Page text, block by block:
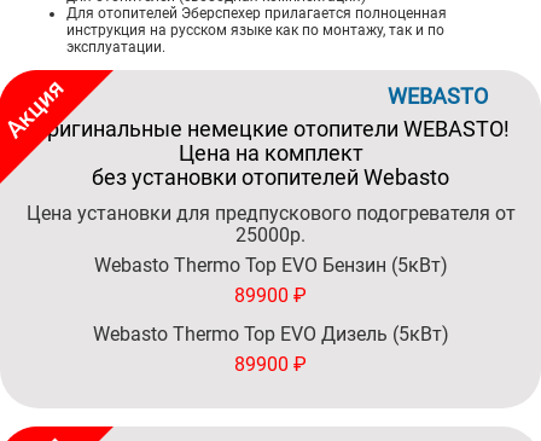
Для отопителей Эберспехер прилагается полноценная
инструкция на русском языке как по монтажу, так и по
эксплуатации.
WEBASTO
Оригинальные немецкие отопители WEBASTO!
Цена на комплект
без установки отопителей Webasto
Цена установки для предпускового подогревателя от
25000р.
Webasto Thermo Top EVO Бензин (5кВт)
89900 ₽
Webasto Thermo Top EVO Дизель (5кВт)
89900 ₽